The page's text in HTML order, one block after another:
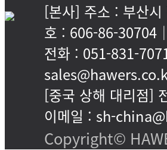
[본사] 주소 : 부산
호 : 606-86-30704
전화 : 051-831-
[중국 상해 대리점]
이메일 : sh-
Copyright©